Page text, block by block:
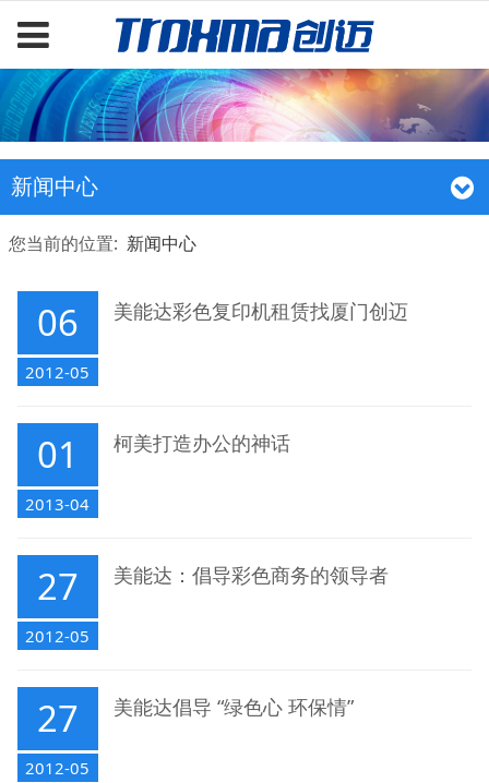
新闻中心
您当前的位置: 新闻中心
06
2012-05
美能达彩色复印机租赁找厦门创迈
01
2013-04
柯美打造办公的神话
27
2012-05
美能达：倡导彩色商务的领导者
27
2012-05
美能达倡导 “绿色心 环保情”